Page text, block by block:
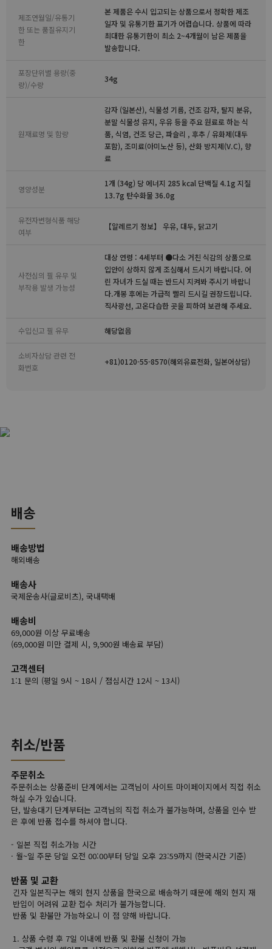
제조연월일/유통기
한 또는 품질유지기
한
본 제품은 수시 입고되는 상품으로서 정확한 제조
일자 및 유통기한 표기가 어렵습니다. 상품에 따라
최대한 유통기한이 최소 2~4개월이 남은 제품을
발송합니다.
포장단위별 용량(중
량)/수량
34g
원재료명 및 함량
감자 (일본산), 식물성 기름, 건조 감자, 탈지 분유,
분말 식물성 유지, 우유 등을 주요 원료로 하는 식
품, 식염, 건조 당근, 파슬리 , 후추 / 유화제(대두
포함), 조미료(아미노산 등), 산화 방지제(V.C), 향
료
영양성분
1개 (34g) 당 에너지 285 kcal 단백질 4.1g 지질
13.7g 탄수화물 36.0g
유전자변형식품 해당
여부
【알레르기 정보】 우유, 대두, 닭고기
사전심의 필 유무 및
부작용 발생 가능성
대상 연령 : 4세부터 ●다소 거친 식감의 상품으로
입안이 상하지 않게 조심해서 드시기 바랍니다. 어
린 자녀가 드실 때는 반드시 지켜봐 주시기 바랍니
다.개봉 후에는 가급적 빨리 드시길 권장드립니다.
직사광선, 고온다습한 곳을 피하여 보관해 주세요.
수입신고 필 유무 해당없음
소비자상담 관련 전
화번호
+81)0120-55-8570(해외유료전화, 일본어상담)
배송
배송방법
해외배송
배송사
국제운송사(글로비츠), 국내택배
배송비
69,000원 이상 무료배송
(69,000원 미만 결제 시, 9,900원 배송료 부담)
고객센터
1:1 문의 (평일 9시 ~ 18시 / 점심시간 12시 ~ 13시)
취소/반품
주문취소
주문취소는 상품준비 단계에서는 고객님이 사이트 마이페이지에서 직접 취소
하실 수가 있습니다.
단, 발송대기 단계부터는 고객님의 직접 취소가 불가능하며, 상품을 인수 받
은 후에 반품 접수를 하셔야 합니다.
- 일본 직접 취소가능 시간
· 월~일 주문 당일 오전 00:00부터 당일 오후 23:59까지 (한국시간 기준)
반품 및 교환
긴자 일본직구는 해외 현지 상품을 한국으로 배송하기 때문에 해외 현지 재
반입이 어려워 교환 접수 처리가 불가능합니다.
반품 및 환불만 가능하오니 이 점 양해 바랍니다.
1. 상품 수령 후 7일 이내에 반품 및 환불 신청이 가능